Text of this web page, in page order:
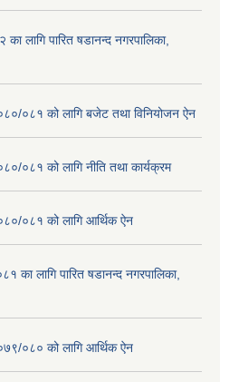
लागि पारित षडानन्द नगरपालिका,
०८१ को लागि बजेट तथा विनियोजन ऐन
०८१ को लागि नीति तथा कार्यक्रम
०८१ को लागि आर्थिक ऐन
लागि पारित षडानन्द नगरपालिका,
०८० को लागि आर्थिक ऐन